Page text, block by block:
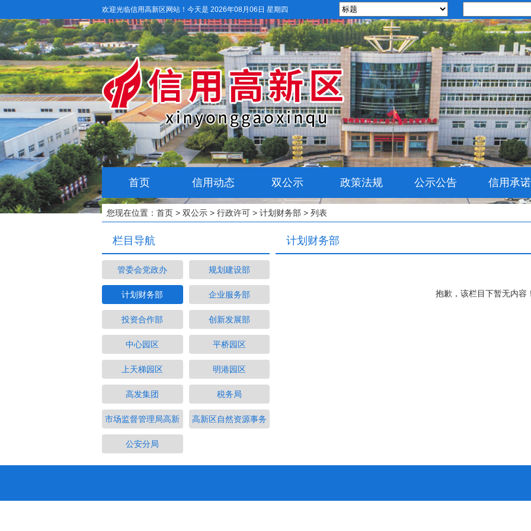
欢迎光临信用高新区网站！ 今天是 2026年08月06日 星期四
首页 信用动态 双公示 政策法规 公示公告 信用承诺
您现在位置： 首页 > 双公示 > 行政许可 > 计划财务部 > 列表
栏目导航
管委会党政办 规划建设部
计划财务部 企业服务部
投资合作部 创新发展部
中心园区 平桥园区
上天梯园区 明港园区
高发集团 税务局
市场监督管理局高新 高新区自然资源事务
公安分局
计划财务部
抱歉，该栏目下暂无内容